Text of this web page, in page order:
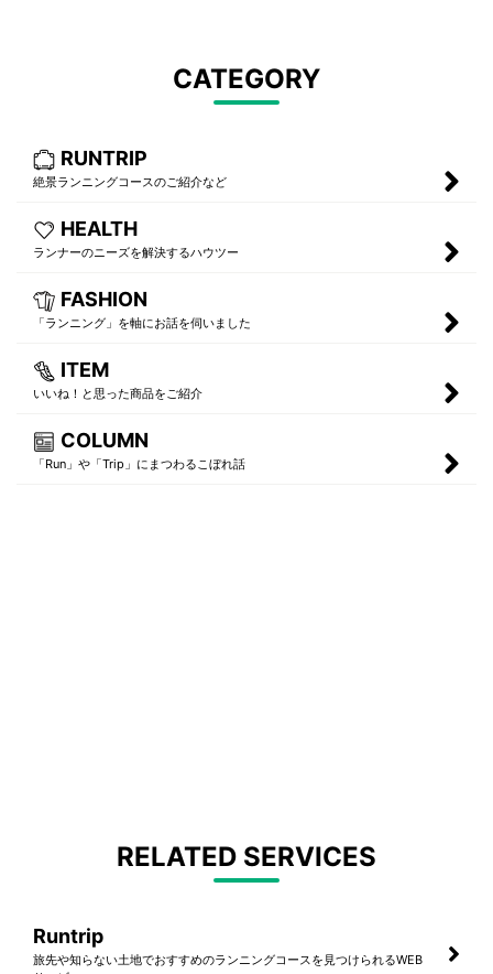
CATEGORY
RUNTRIP
絶景ランニングコースのご紹介など
HEALTH
ランナーのニーズを解決するハウツー
FASHION
「ランニング」を軸にお話を伺いました
ITEM
いいね！と思った商品をご紹介
COLUMN
「Run」や「Trip」にまつわるこぼれ話
RELATED SERVICES
Runtrip
旅先や知らない土地でおすすめのランニングコースを見つけられるWEB